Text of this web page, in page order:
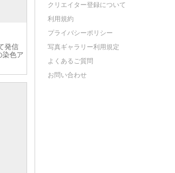
発信
染色ア
クリエイター登録について
利用規約
プライバシーポリシー
写真ギャラリー利用規定
よくあるご質問
お問い合わせ